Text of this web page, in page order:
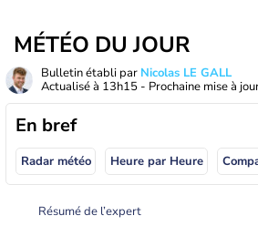
MÉTÉO DU JOUR
Bulletin établi par Nicolas LE GALL
Actualisé à 13h15 - Prochaine mise à
En bref
Radar météo Heure par Heure
Résumé de l’expert